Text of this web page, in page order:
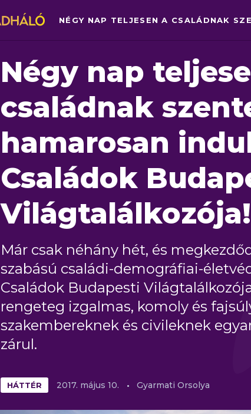
Négy nap
családnak
hamarosan
Családok
Világtalálkozója!
Már csak néhány hét, és
szabású családi-demográfiai-
Családok Budapesti
rengeteg izgalmas, komoly és
szakembereknek és civileknek
zárul.
HÁTTÉR 2017. május 10. Gyarmati Orsolya